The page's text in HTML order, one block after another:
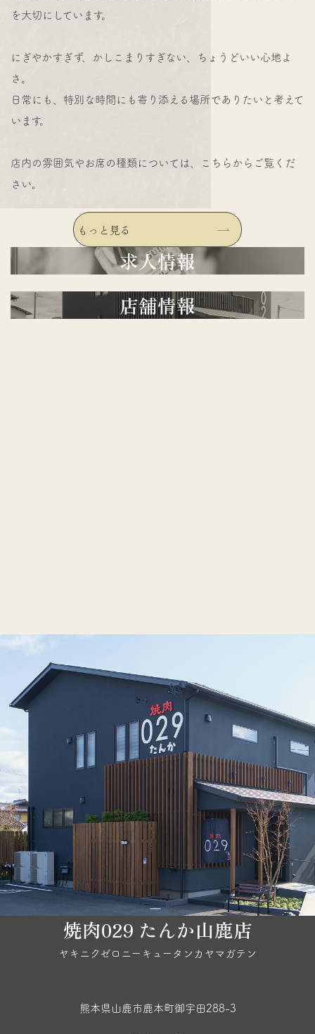
を大切にしています。
にぎやかすぎず、かしこまりすぎない、ちょうどいい心地よ
さ。
日常にも、特別な時間にも寄り添える場所でありたいと考えて
います。
店内の雰囲気やお席の種類については、こちらからご覧くだ
さい。
もっと見る
求人情報
店舗情報
焼肉029 たんか山鹿店
ヤキニクゼロニーキュータンカヤマガテン
熊本県山鹿市鹿本町御宇田288-3